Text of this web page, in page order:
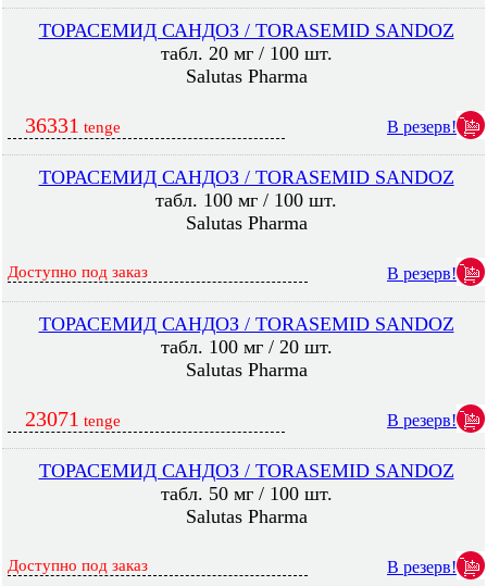
ТОРАСЕМИД САНДОЗ / TORASEMID SANDOZ
табл. 20 мг / 100 шт.
Salutas Pharma
36331 tenge В резерв!
ТОРАСЕМИД САНДОЗ / TORASEMID SANDOZ
табл. 100 мг / 100 шт.
Salutas Pharma
Доступно под заказ В резерв!
ТОРАСЕМИД САНДОЗ / TORASEMID SANDOZ
табл. 100 мг / 20 шт.
Salutas Pharma
23071 tenge В резерв!
ТОРАСЕМИД САНДОЗ / TORASEMID SANDOZ
табл. 50 мг / 100 шт.
Salutas Pharma
Доступно под заказ В резерв!